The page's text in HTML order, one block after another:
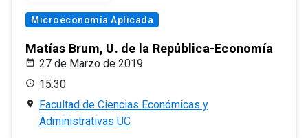
Microeconomía Aplicada
Matías Brum, U. de la República-Economía
27 de Marzo de 2019
15:30
Facultad de Ciencias Económicas y
Administrativas UC